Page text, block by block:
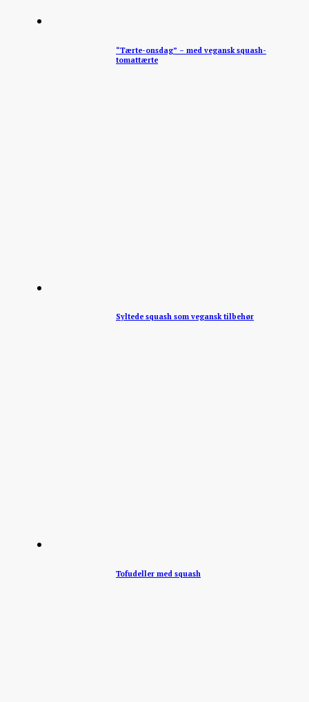
“Tærte-onsdag” – med vegansk squash-
tomattærte
Syltede squash som vegansk tilbehør
Tofudeller med squash